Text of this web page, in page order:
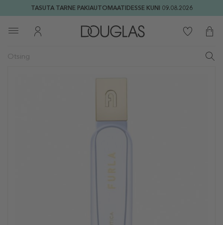
TASUTA TARNE PAKIAUTOMAATIDESSE KUNI 09.08.2026